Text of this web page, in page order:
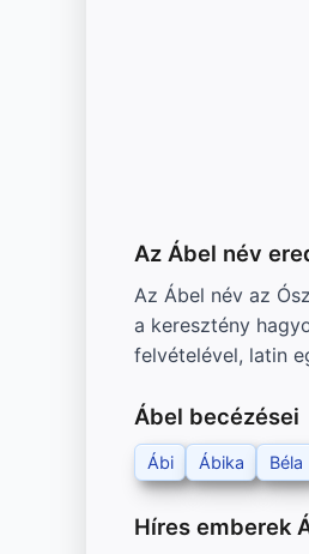
Az Ábel név
Az Ábel név az
a keresztény
felvételével, latin
Ábel becézései
Ábi Ábika Béla
Híres emberek